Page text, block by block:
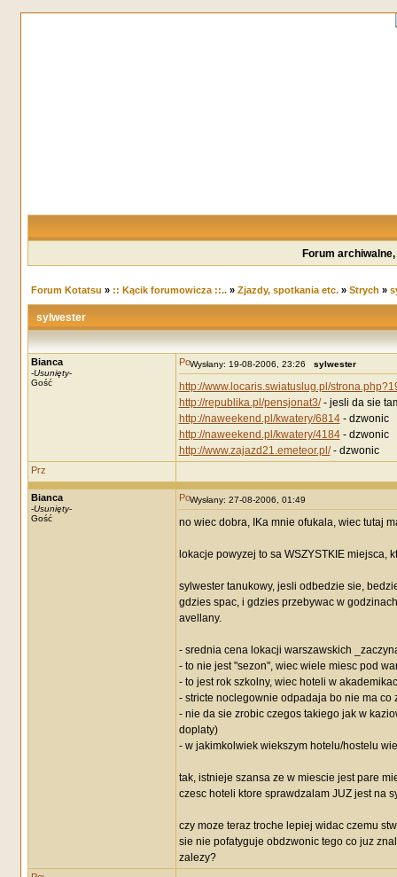
Forum
Forum Kotatsu » :: Kącik forumowicza ::..» Zjazdy, spotkania etc.» Strych »
sylwester
Bianca
-Usunięty-
Gość
Wysłany: 19-08-2006, 23:26 sylwester
http://www.locaris.swiatuslug.pl/
http://republika.pl/pensjonat3/- jesli da sie
http://naweekend.pl/kwatery/6814- dzwonic
http://naweekend.pl/kwatery/4184- dzwonic
http://www.zajazd21.emeteor.pl/- dzwonic
Bianca
-Usunięty-
Gość
Wysłany: 27-08-2006, 01:49
no wiec dobra, IKa mnie ofukala, wiec tutaj
lokacje powyzej to sa WSZYSTKIE miejsca,
sylwester tanukowy, jesli odbedzie sie,
gdzies spac, i gdzies przebywac w
avellany.
- srednia cena lokacji warszawskich
- to nie jest "sezon", wiec wiele miesc pod
- to jest rok szkolny, wiec hoteli w
- stricte noclegownie odpadaja bo nie ma
- nie da sie zrobic czegos takiego jak w
doplaty)
- w jakimkolwiek wiekszym hotelu/hostelu
tak, istnieje szansa ze w miescie jest pare
czesc hoteli ktore sprawdzalam JUZ jest na
czy moze teraz troche lepiej widac czemu
sie nie pofatyguje obdzwonic tego co juz
zalezy?